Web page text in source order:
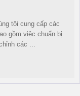
tôi cung cấp các
gồm việc chuẩn bị
các ...